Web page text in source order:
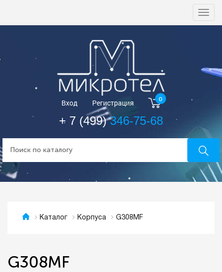
Вход Регистрация 0
+ 7 (499)346-75-68
Каталог Корпуса G308MF
G308MF